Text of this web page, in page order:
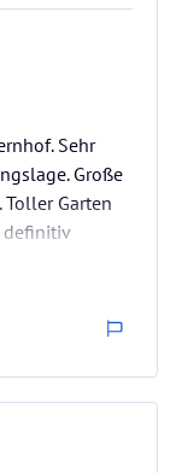
Sehr
Große
Garten
definitiv